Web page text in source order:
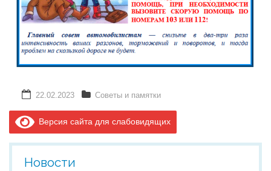
22.02.2023 Советы и памятки
Версия сайта для слабовидящих
Новости